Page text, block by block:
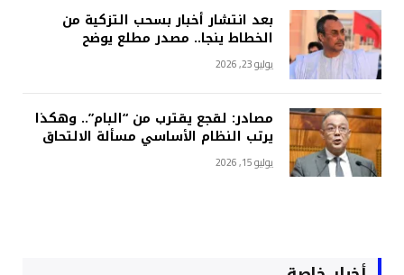
بعد انتشار أخبار بسحب التزكية من
الخطاط ينجا.. مصدر مطلع يوضح
يوليو 23, 2026
مصادر: لقجع يقترب من “البام”.. وهكذا
يرتب النظام الأساسي مسألة الالتحاق
يوليو 15, 2026